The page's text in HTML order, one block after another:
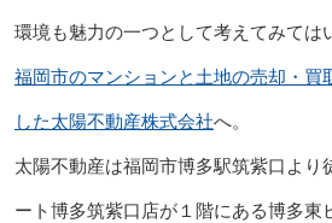
環境も魅力の一つとして考えてみては
福岡市のマンションと土地の売却・買
した太陽不動産株式会社へ。
太陽不動産は福岡市博多駅筑紫口より
ート博多筑紫口店が１階にある博多東